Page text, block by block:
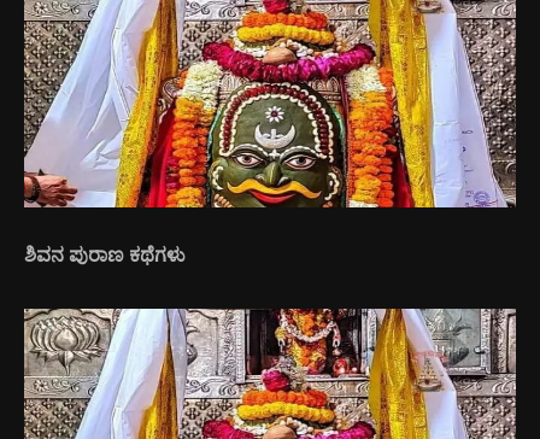
ಶಿವನ ಪುರಾಣ ಕಥೆಗಳು